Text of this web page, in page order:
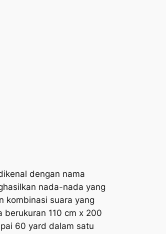
dengan nama
nada-nada yang
kombinasi suara yang
110 cm x 200
60 yard dalam satu